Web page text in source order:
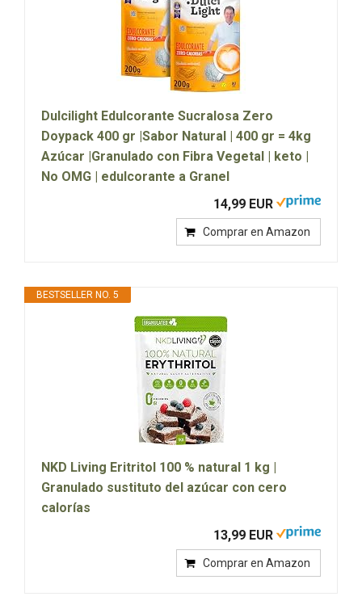
Dulcilight Edulcorante Sucralosa Zero
Doypack 400 gr |Sabor Natural | 400 gr = 4kg
Azúcar |Granulado con Fibra Vegetal | keto |
No OMG | edulcorante a Granel
14,99 EUR
Comprar en Amazon
BESTSELLER NO. 5
NKD Living Eritritol 100 % natural 1 kg |
Granulado sustituto del azúcar con cero
calorías
13,99 EUR
Comprar en Amazon